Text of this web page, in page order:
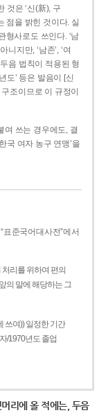
것은 ‘신(新), 구
점을 밝힌 것이다. 실
형사로도 쓰인다. ‘남
지만, ‘남존’, ‘여
두음 법칙이 적용된 형
도’ 등은 발음이 [신
조이므로 이 규정이
여 쓰는 경우에도, 결
국 여자 농구 연맹’을
표준국어대사전”에서
처리를 위하여 편의
의 말에 해당하는 그
쓰여)) 일정한 기간
/1970년도 졸업
리에 올 적에는, 두음